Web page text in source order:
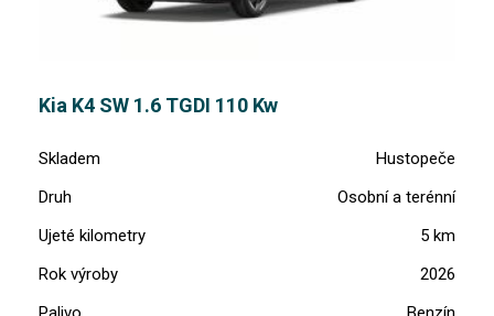
Kia K4 SW 1.6 TGDI 110 Kw
Skladem
Hustopeče
Druh
Osobní a terénní
Ujeté kilometry
5 km
Rok výroby
2026